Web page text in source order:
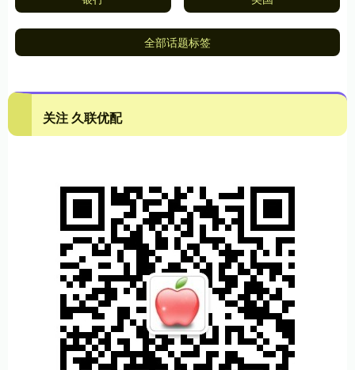
全部话题标签
关注 久联优配